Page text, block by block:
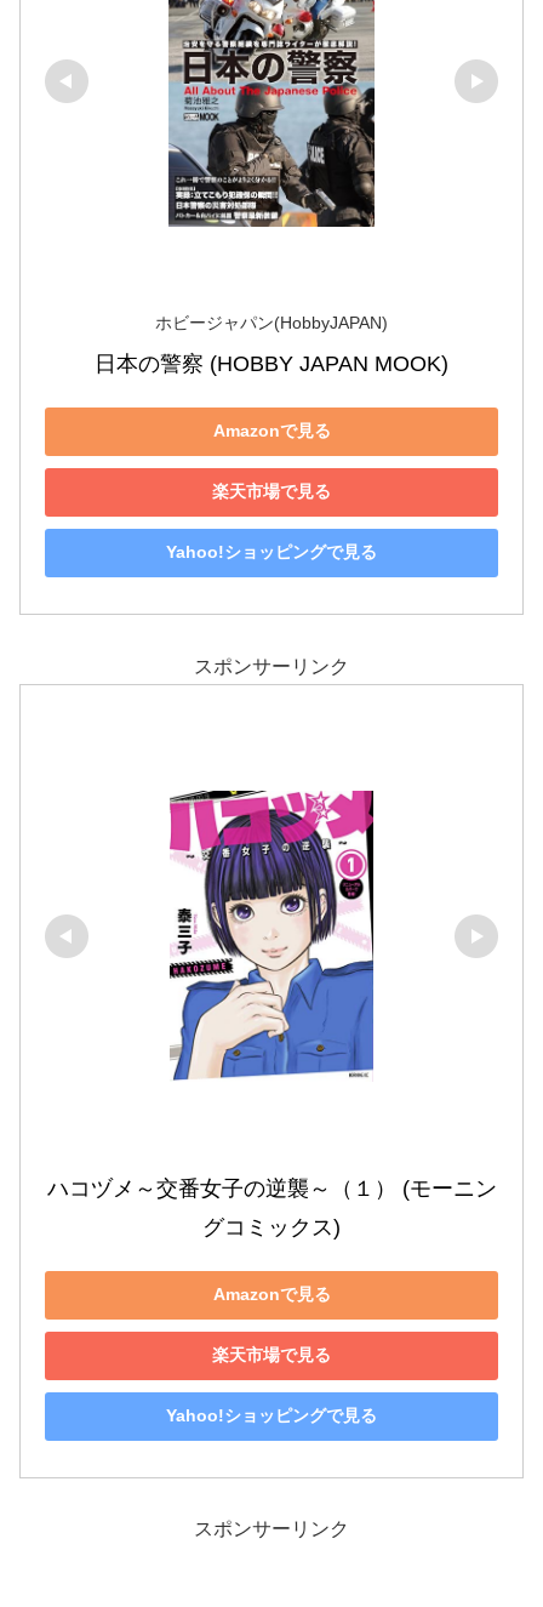
ホビージャパン(HobbyJAPAN)
日本の警察 (HOBBY JAPAN MOOK)
Amazonで見る
楽天市場で見る
Yahoo!ショッピングで見る
スポンサーリンク
ハコヅメ～交番女子の逆襲～（１） (モーニン
グコミックス)
Amazonで見る
楽天市場で見る
Yahoo!ショッピングで見る
スポンサーリンク